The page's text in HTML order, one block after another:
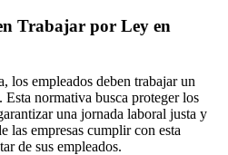
Trabajar por Ley en
los empleados deben trabajar un
Esta normativa busca proteger los
una jornada laboral justa y
las empresas cumplir con esta
de sus empleados.